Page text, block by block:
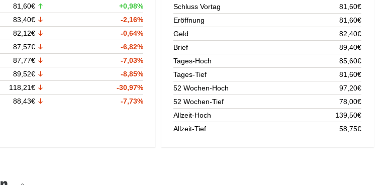
81,60€
+0,98%
83,40€
-2,16%
82,12€
-0,64%
87,57€
-6,82%
87,77€
-7,03%
89,52€
-8,85%
118,21€
-30,97%
88,43€ -7,73%
Schluss Vortag
81,60€
Eröffnung
81,60€
Geld
82,40€
Brief
89,40€
Tages-Hoch
85,60€
Tages-Tief
81,60€
52 Wochen-Hoch
97,20€
52 Wochen-Tief
78,00€
Allzeit-Hoch
139,50€
Allzeit-Tief
58,75€